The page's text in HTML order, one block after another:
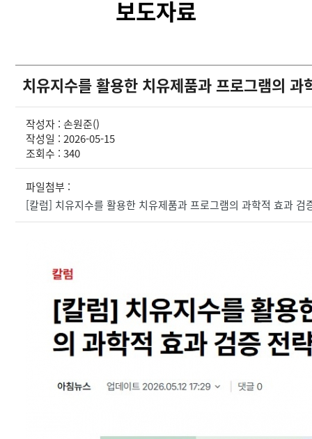
보도자료
치유지수를 활용한 치유제품과 프로그램의 과
작성자 : 손원준()
작성일 : 2026-05-15
조회수 : 340
파일첨부 :
[칼럼] 치유지수를 활용한 치유제품과 프로그램의 과학적 효과 검